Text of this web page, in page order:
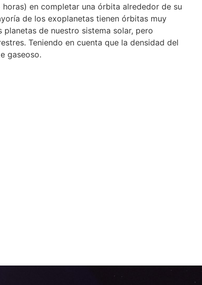
horas) en completar una órbita alrededor de su
de los exoplanetas tienen órbitas muy
de nuestro sistema solar, pero
Teniendo en cuenta que la densidad del
gaseoso.